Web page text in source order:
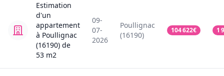
Estimation
d'un
appartement
à Poullignac
(16190) de
53 m2
09-
07-
2026
Poullignac
(16190)
104 622€ 1